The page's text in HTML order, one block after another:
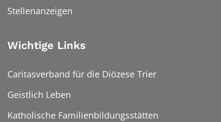
Stellenanzeigen
Wichtige Links
Caritasverband für die Diözese Trier
Geistlich Leben
Katholische Familienbildungsstätten